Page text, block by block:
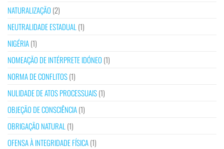
NATURALIZAÇÃO (2)
NEUTRALIDADE ESTADUAL(1)
NIGÉRIA(1)
NOMEAÇÃO DE INTÉRPRETE IDÓNEO (1)
NORMA DE CONFLITOS(1)
NULIDADE DE ATOS PROCESSUAIS(1)
OBJEÇÃO DE CONSCIÊNCIA(1)
OBRIGAÇÃO NATURAL(1)
OFENSA À INTEGRIDADE FÍSICA(1)